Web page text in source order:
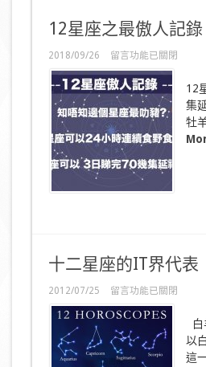
12星座之最傲人記錄
2018/09/26
在
〈12
星
座
之
最
傲
人
記
中
留言功能已關閉
12
集
牡
十二星座的IT界代表
2012/07/25
在
〈十
二
星
座
的
留言功能已關閉
白
以
這